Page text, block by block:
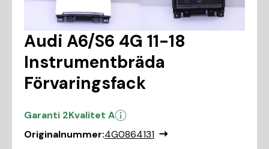
Audi A6/S6 4G 11-18
Instrumentbräda
Förvaringsfack
Garanti 2Kvalitet A
Originalnummer:4G0864131